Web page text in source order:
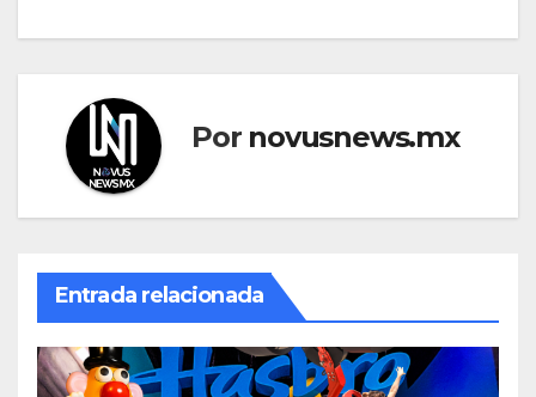
Por novusnews.mx
Entrada relacionada